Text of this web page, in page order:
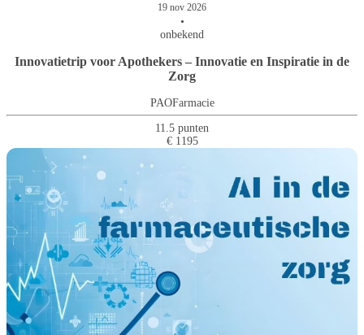
19 nov 2026
•
onbekend
Innovatietrip voor Apothekers – Innovatie en Inspiratie in de
Zorg
PAOFarmacie
11.5 punten
€ 1195